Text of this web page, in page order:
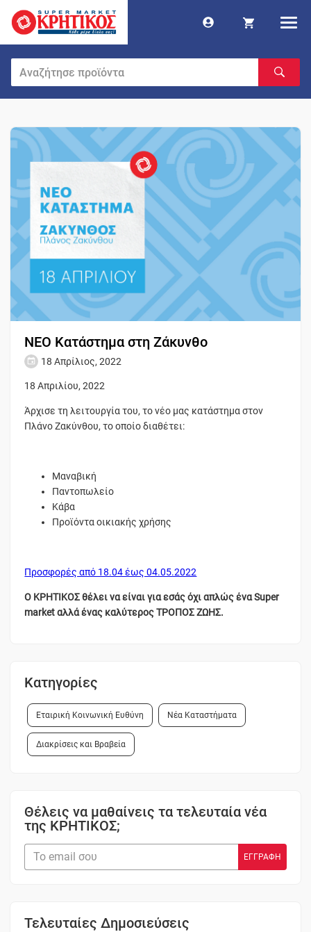
ΝΕΟ Κατάστημα στη Ζάκυνθο
18 Απρίλιος, 2022
18 Απριλίου, 2022
Άρχισε τη λειτουργία του, το νέο μας κατάστημα στον
Πλάνο Ζακύνθου, το οποίο διαθέτει:
Μαναβική
Παντοπωλείο
Κάβα
Προϊόντα οικιακής χρήσης
Προσφορές από 18.04 έως 04.05.2022
Ο ΚΡΗΤΙΚΟΣ θέλει να είναι για εσάς όχι απλώς ένα Super
market αλλά ένας καλύτερος ΤΡΟΠΟΣ ΖΩΗΣ.
Κατηγορίες
Εταιρική Κοινωνική Ευθύνη Νέα Καταστήματα
Διακρίσεις και Βραβεία
Θέλεις να μαθαίνεις τα τελευταία νέα
της ΚΡΗΤΙΚΟΣ;
Τελευταίες Δημοσιεύσεις